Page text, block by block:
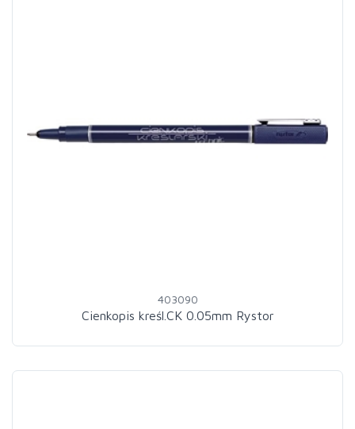
403090
Cienkopis kreśl.CK 0.05mm Rystor